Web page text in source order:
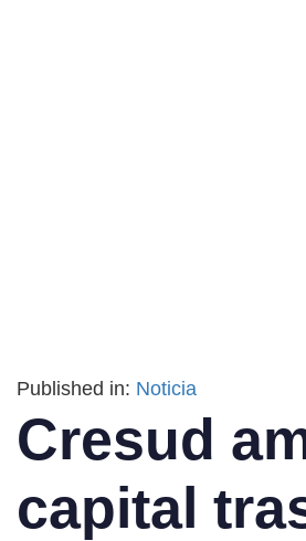
Published in: Noticia
Cresud
capital